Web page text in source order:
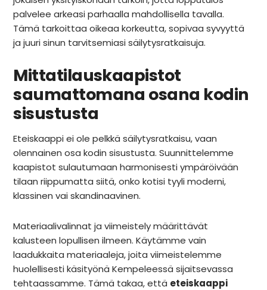
palvelee arkeasi parhaalla mahdollisella tavalla.
Tämä tarkoittaa oikeaa korkeutta, sopivaa syvyyttä
ja juuri sinun tarvitsemiasi säilytysratkaisuja.
Mittatilauskaapistot
saumattomana osana kodin
sisustusta
Eteiskaappi ei ole pelkkä säilytysratkaisu, vaan
olennainen osa kodin sisustusta. Suunnittelemme
kaapistot sulautumaan harmonisesti ympäröivään
tilaan riippumatta siitä, onko kotisi tyyli moderni,
klassinen vai skandinaavinen.
Materiaalivalinnat ja viimeistely määrittävät
kalusteen lopullisen ilmeen. Käytämme vain
laadukkaita materiaaleja, joita viimeistelemme
huolellisesti käsityönä Kempeleessä sijaitsevassa
tehtaassamme. Tämä takaa, että eteiskaappi